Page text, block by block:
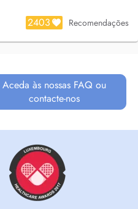
2403 Recomendações
Aceda às nossas FAQ ou
contacte-nos